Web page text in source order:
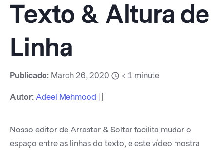
Texto & Altura de
Linha
Publicado: March 26, 2020 < 1 minute
Autor: Adeel Mehmood
Nosso editor de Arrastar & Soltar facilita mudar o
espaço entre as linhas do texto, e este vídeo mostra